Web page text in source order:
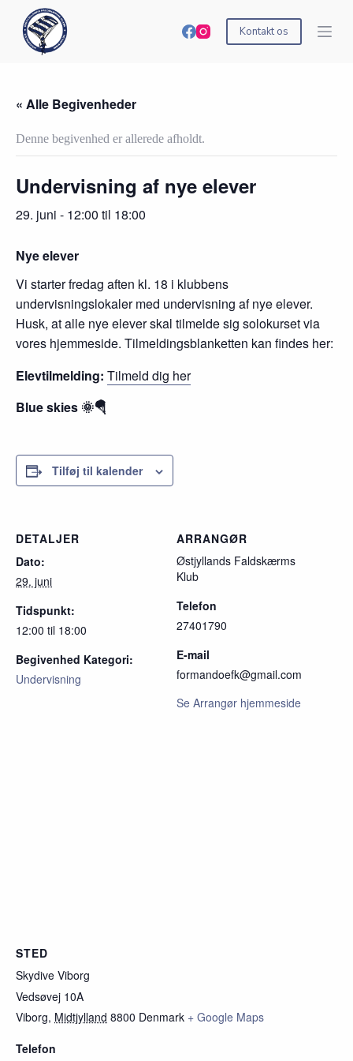
c
t
e
Kontakt os
« Alle Begivenheder
Denne begivenhed er allerede afholdt.
Undervisning af nye elever
29. juni - 12:00 til 18:00
Nye elever
Vi starter fredag aften kl. 18 i klubbens
undervisningslokaler med undervisning af nye elever.
Husk, at alle nye elever skal tilmelde sig solokurset via
vores hjemmeside. Tilmeldingsblanketten kan findes her:
Elevtilmelding: Tilmeld dig her
Blue skies 🌞🪂
Tilføj til kalender
DETALJER
Dato:
29. juni
Tidspunkt:
12:00 til 18:00
Begivenhed Kategori:
Undervisning
ARRANGØR
Østjyllands Faldskærms
Klub
Telefon
27401790
E-mail
formandoefk@gmail.com
Se Arrangør hjemmeside
STED
Skydive Viborg
Vedsøvej 10A
Viborg, Midtjylland 8800 Denmark + Google Maps
Telefon